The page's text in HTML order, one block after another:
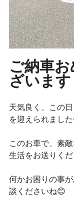
ご納車
ざいます
天気良く、この
を迎えられまし
このお車で、素
生活をお送りく
何かお困りの事
談くださいね😊